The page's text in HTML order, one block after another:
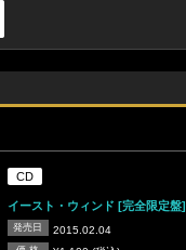
CD
イースト・ウィンド [完全限定盤]
発売日 2015.02.04